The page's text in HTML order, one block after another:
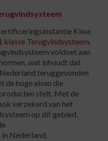
Kiwa
klasse Terugvindsysteem
voldoet aan
wat inhoudt dat
teruggevonden
de hoge eisen die
stelt. Met de
verzekerd van het
op dit gebied,
Nederland.